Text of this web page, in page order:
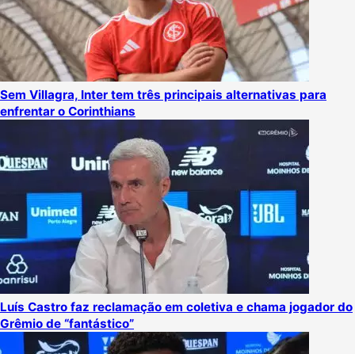
Sem Villagra, Inter tem três principais alternativas para
enfrentar o Corinthians
Luís Castro faz reclamação em coletiva e chama jogador do
Grêmio de “fantástico”